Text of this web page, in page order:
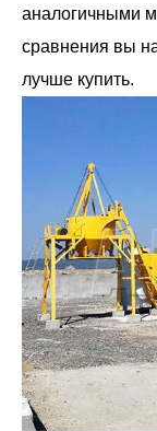
аналогичными
сравнения вы
лучше купить.